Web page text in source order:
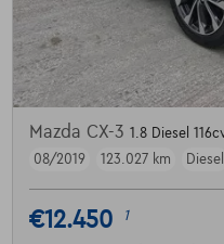
Mazda CX-3 1.8 Diesel
08/2019
123.027 km Diesel
€12.450 1